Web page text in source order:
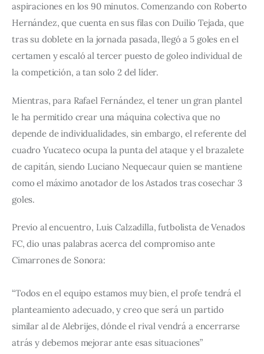
aspiraciones en los 90 minutos. Comenzando con Roberto
Hernández, que cuenta en sus filas con Duilio Tejada, que
tras su doblete en la jornada pasada, llegó a 5 goles en el
certamen y escaló al tercer puesto de goleo individual de
la competición, a tan solo 2 del líder.
Mientras, para Rafael Fernández, el tener un gran plantel
le ha permitido crear una máquina colectiva que no
depende de individualidades, sin embargo, el referente del
cuadro Yucateco ocupa la punta del ataque y el brazalete
de capitán, siendo Luciano Nequecaur quien se mantiene
como el máximo anotador de los Astados tras cosechar 3
goles.
Previo al encuentro, Luis Calzadilla, futbolista de Venados
FC, dio unas palabras acerca del compromiso ante
Cimarrones de Sonora:
“Todos en el equipo estamos muy bien, el profe tendrá el
planteamiento adecuado, y creo que será un partido
similar al de Alebrijes, dónde el rival vendrá a encerrarse
atrás y debemos mejorar ante esas situaciones”